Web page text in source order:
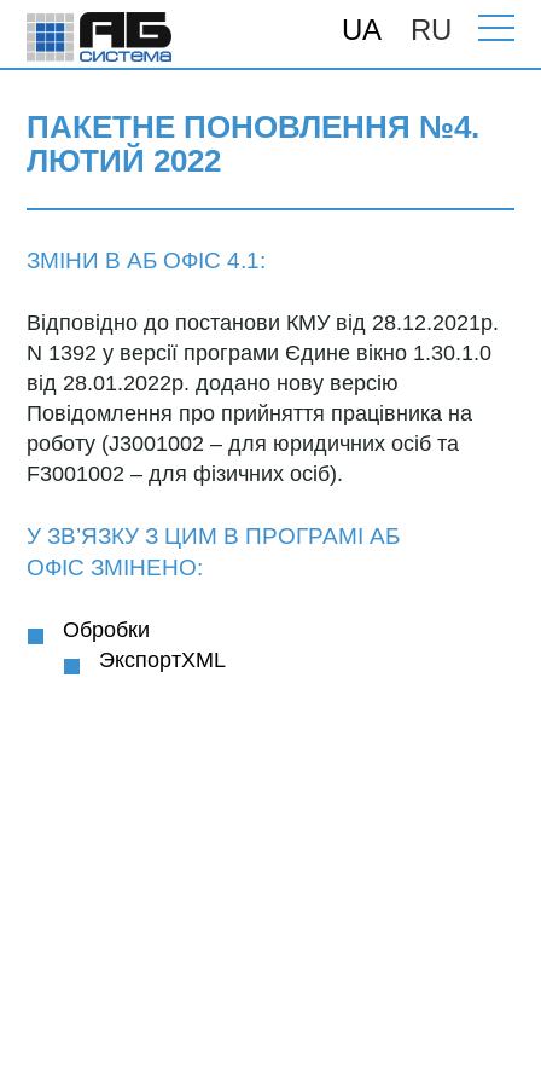
UA RU
Головна>Підтримка>Поновлення>
ПАКЕТНЕ ПОНОВЛЕННЯ №4.
ЛЮТИЙ 2022
ЗМІНИ В АБ ОФІС 4.1:
Відповідно до постанови КМУ від 28.12.2021р.
N 1392 у версії програми Єдине вікно 1.30.1.0
від 28.01.2022р. додано нову версію
Повідомлення про прийняття працівника на
роботу (J3001002 – для юридичних осіб та
F3001002 – для фізичних осіб).
У ЗВ’ЯЗКУ З ЦИМ В ПРОГРАМІАБ
ОФІС ЗМІНЕНО:
Обробки
ЭкспортXML